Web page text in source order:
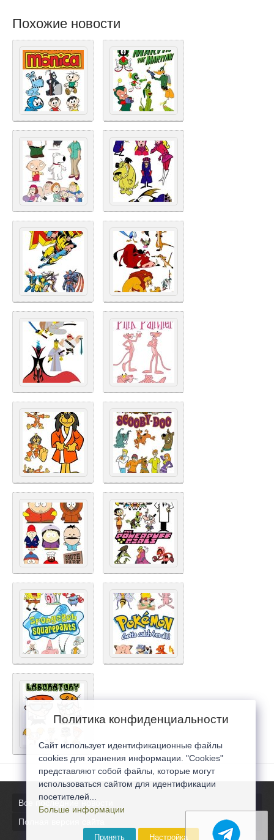
Похожие новости
Все последние новости
Полная версия сайта
Политика конфиденциальности
Сайт использует идентификационные файлы
cookies для хранения информации. "Cookies"
представляют собой файлы, которые могут
использоваться сайтом для идентификации
посетителей...
Больше информации
Принять Настройка